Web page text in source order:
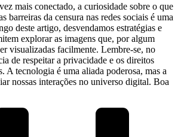
mais ⁤conectado, a curiosidade ‍sobre o que
barreiras da censura nas ⁤redes sociais é uma
deste artigo, ⁣desvendamos estratégias e
explorar as imagens que, por algum
visualizadas facilmente. Lembre-se,​ no
de respeitar a⁤ privacidade e os direitos
A tecnologia é uma aliada poderosa, mas a
nossas interações​ no universo digital. Boa